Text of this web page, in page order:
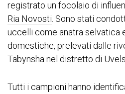
registrato un focolaio di
Ria Novosti . Sono stati
uccelli come anatra selvatica
domestiche, prelevati dalle
Tabynsha nel distretto di
Tutti i campioni hanno